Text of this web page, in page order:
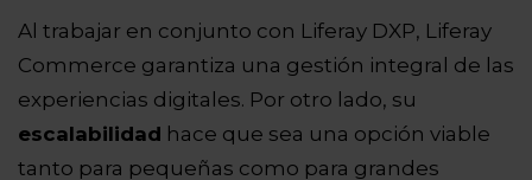
Al trabajar en conjunto con Liferay DXP, Liferay
Commerce garantiza una gestión integral de las
experiencias digitales. Por otro lado, su
escalabilidad hace que sea una opción viable
tanto para pequeñas como para grandes